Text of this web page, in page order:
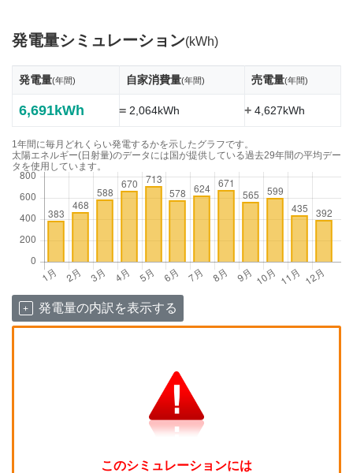
発電量シミュレーション(kWh)
発電量(年間) 自家消費量(年間) 売電量(年間)
6,691kWh =2,064kWh +4,627kWh
1年間に毎月どれくらい発電するかを示したグラフです。
太陽エネルギー(日射量)のデータには国が提供している過去29年間の平均デー
タを使用しています。
発電量の内訳を表示する
このシミュレーションには